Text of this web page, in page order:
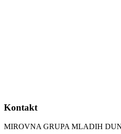
Kontakt
MIROVNA GRUPA MLADIH